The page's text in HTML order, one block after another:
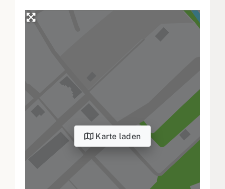
Karte laden